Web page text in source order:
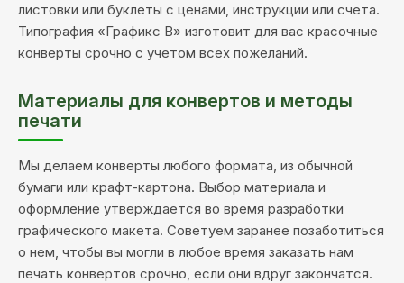
листовки или буклеты с ценами, инструкции или счета.
Типография «Графикс В» изготовит для вас красочные
конверты срочно с учетом всех пожеланий.
Материалы для конвертов и методы
печати
Мы делаем конверты любого формата, из обычной
бумаги или крафт-картона. Выбор материала и
оформление утверждается во время разработки
графического макета. Советуем заранее позаботиться
о нем, чтобы вы могли в любое время заказать нам
печать конвертов срочно, если они вдруг закончатся.